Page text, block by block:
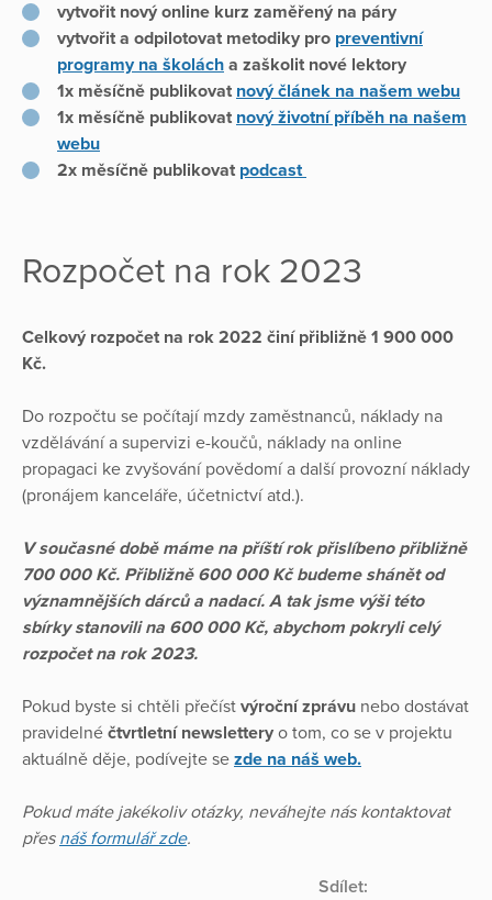
vytvořit nový online kurz zaměřený na páry
vytvořit a odpilotovat metodiky pro preventivní
programy na školách a zaškolit nové lektory
1x měsíčně publikovat nový článek na našem webu
1x měsíčně publikovat nový životní příběh na našem
webu
2x měsíčně publikovat podcast
Rozpočet na rok 2023
Celkový rozpočet na rok 2022 činí přibližně 1 900 000
Kč.
Do rozpočtu se počítají mzdy zaměstnanců, náklady na
vzdělávání a supervizi e-koučů, náklady na online
propagaci ke zvyšování povědomí a další provozní náklady
(pronájem kanceláře, účetnictví atd.).
V současné době máme na příští rok přislíbeno přibližně
700 000 Kč. Přibližně 600 000 Kč budeme shánět od
významnějších dárců a nadací. A tak jsme výši této
sbírky stanovili na 600 000 Kč, abychom pokryli celý
rozpočet na rok 2023.
Pokud byste si chtěli přečíst výroční zprávu nebo dostávat
pravidelné čtvrtletní newslettery o tom, co se v projektu
aktuálně děje, podívejte se zde na náš web.
Pokud máte jakékoliv otázky, neváhejte nás kontaktovat
přes náš formulář zde.
Sdílet: